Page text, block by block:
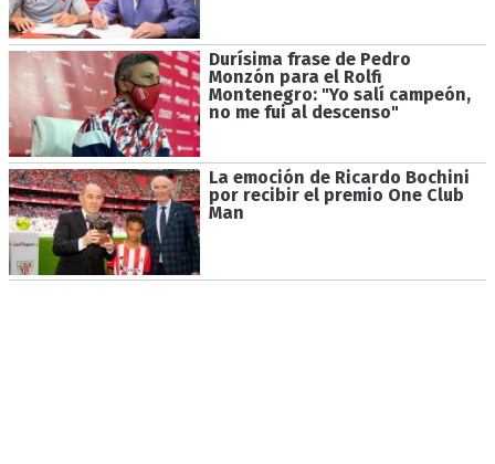
Durísima frase de Pedro
Monzón para el Rolfi
Montenegro: "Yo salí campeón,
no me fui al descenso"
La emoción de Ricardo Bochini
por recibir el premio One Club
Man